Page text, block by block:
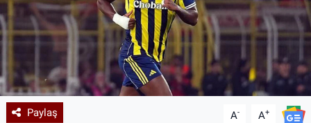
Paylaş A- A+
Siyaset
Teknoloji
Yazarlar